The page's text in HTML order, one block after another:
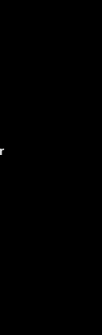
ilçesinde
etkisini